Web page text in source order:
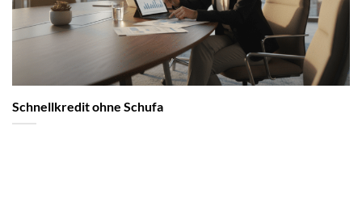
Schnellkredit ohne Schufa